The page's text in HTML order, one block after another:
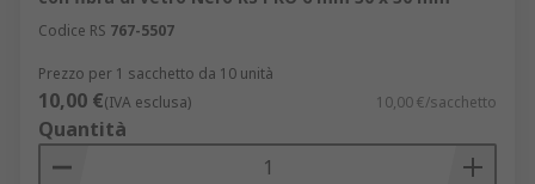
Codice RS 767-5507
Prezzo per 1 sacchetto da 10 unità
10,00 €(IVA esclusa) 10,00 €/sacchetto
Quantità